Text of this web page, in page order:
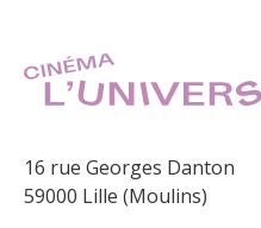
16 rue Georges Danton
59000 Lille (Moulins)